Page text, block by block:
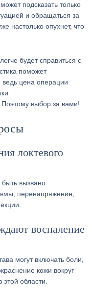
подсказать только
и обращаться за
настолько опухнет, что
будет справиться с
поможет
ведь цена операции
Поэтому выбор за вами!
локтевого
быть вызвано
перенапряжение,
воспаление
могут включать боли,
кожи вокруг
области.